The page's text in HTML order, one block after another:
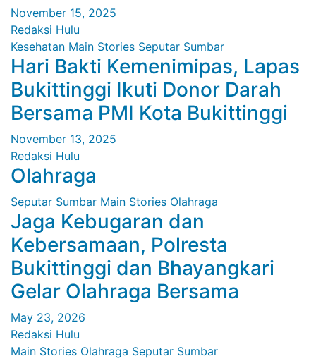
November 15, 2025
Redaksi Hulu
Kesehatan Main Stories Seputar Sumbar
Hari Bakti Kemenimipas, Lapas
Bukittinggi Ikuti Donor Darah
Bersama PMI Kota Bukittinggi
November 13, 2025
Redaksi Hulu
Olahraga
Seputar Sumbar Main Stories Olahraga
Jaga Kebugaran dan
Kebersamaan, Polresta
Bukittinggi dan Bhayangkari
Gelar Olahraga Bersama
May 23, 2026
Redaksi Hulu
Main Stories Olahraga Seputar Sumbar